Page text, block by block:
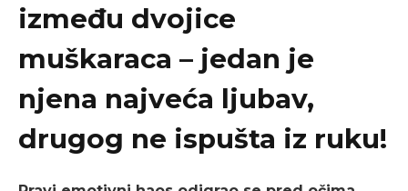
između dvojice
muškaraca – jedan je
njena najveća ljubav,
drugog ne ispušta iz ruku!